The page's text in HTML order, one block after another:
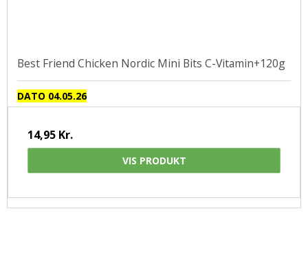
Best Friend Chicken Nordic Mini Bits C-Vitamin+120g
DATO 04.05.26
14,95 Kr.
VIS PRODUKT